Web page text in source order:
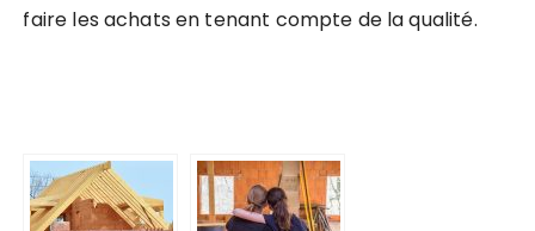
faire les achats en tenant compte de la qualité.